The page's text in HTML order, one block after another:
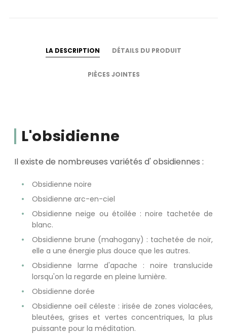
LA DESCRIPTION DÉTAILS DU PRODUIT
PIÈCES JOINTES
L'obsidienne
Il existe de nombreuses variétés d' obsidiennes :
Obsidienne noire
Obsidienne arc-en-ciel
Obsidienne neige ou étoilée : noire tachetée de
blanc.
Obsidienne brune (mahogany) : tachetée de noir,
elle a une énergie plus douce que les autres.
Obsidienne larme d'apache : noire translucide
lorsqu'on la regarde en pleine lumière.
Obsidienne dorée
Obsidienne oeil céleste : irisée de zones violacées,
bleutées, grises et vertes concentriques, la plus
puissante pour la méditation.